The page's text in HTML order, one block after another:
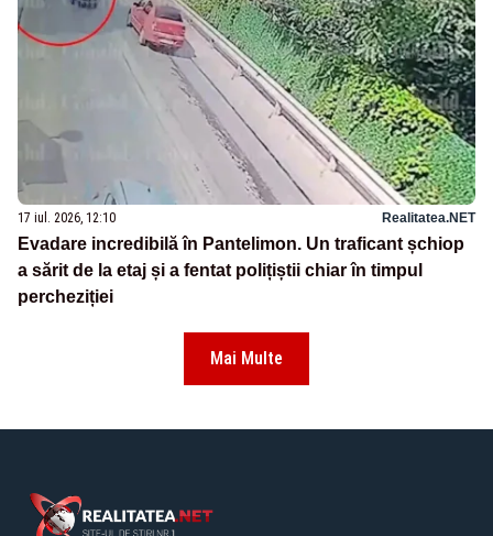
17 iul. 2026, 12:10 Realitatea.NET
Evadare incredibilă în Pantelimon. Un traficant șchiop
a sărit de la etaj și a fentat polițiștii chiar în timpul
percheziției
Mai Multe